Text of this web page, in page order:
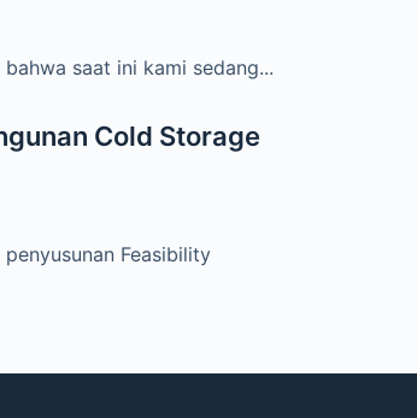
saat ini kami sedang...
Cold Storage
Feasibility